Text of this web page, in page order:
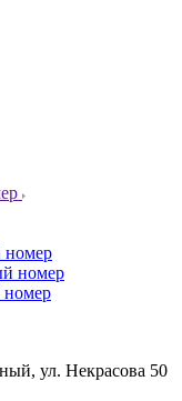
номер
номер
номер
, ул. Некрасова 50